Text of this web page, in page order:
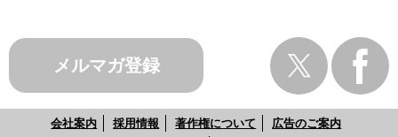
メルマガ登録
会社案内 採用情報 著作権について
広告のご案内